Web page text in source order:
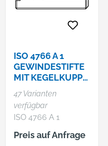
ISO 4766 A 1
GEWINDESTIFTE
MIT KEGELKUPPE,
MIT SCHLITZ
47 Varianten
verfügbar
ISO 4766 A 1
Gewindestifte mit
Kegelkuppe, mit
Preis auf Anfrage